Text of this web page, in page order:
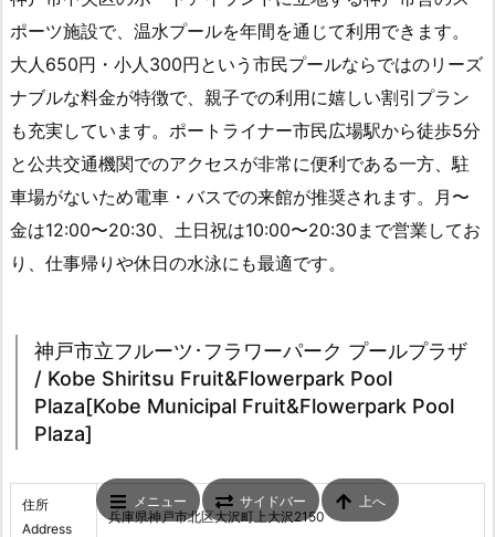
ポーツ施設で、温水プールを年間を通じて利用できます。
大人650円・小人300円という市民プールならではのリーズ
ナブルな料金が特徴で、親子での利用に嬉しい割引プラン
も充実しています。ポートライナー市民広場駅から徒歩5分
と公共交通機関でのアクセスが非常に便利である一方、駐
車場がないため電車・バスでの来館が推奨されます。月〜
金は12:00〜20:30、土日祝は10:00〜20:30まで営業してお
り、仕事帰りや休日の水泳にも最適です。
神戸市立フルーツ･フラワーパーク プールプラザ
/ Kobe Shiritsu Fruit&Flowerpark Pool
Plaza[Kobe Municipal Fruit&Flowerpark Pool
Plaza]
住所
Address
兵庫県神戸市北区大沢町上大沢2150
メニュー サイドバー 上へ